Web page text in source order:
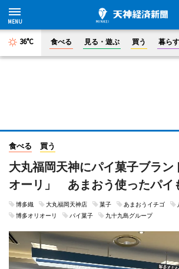
36°C 食べる 見る・遊ぶ 買う 暮ら
食べる 買う
大丸福岡天神にパイ菓子ブラン
オーリ」 あまおう使ったパイ
博多織 大丸福岡天神店 菓子 あまおうイチゴ
博多オリオーリ
パイ菓子 九十九島グループ